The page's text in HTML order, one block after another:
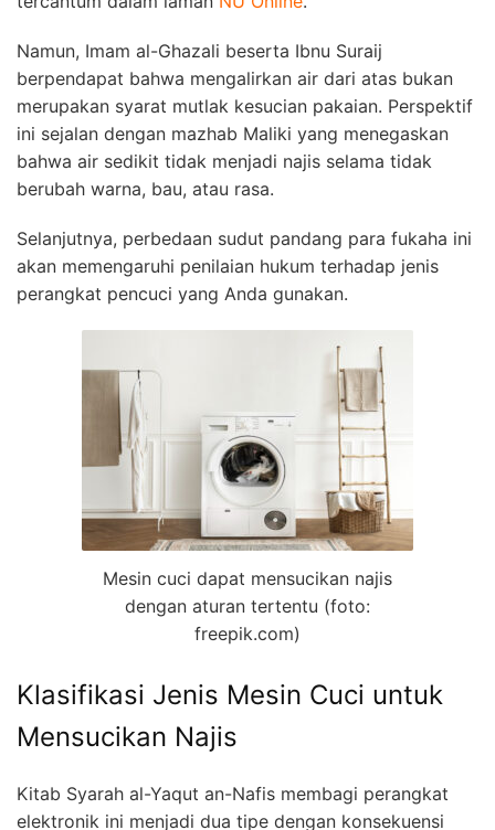
Namun, Imam al-Ghazali beserta Ibnu Suraij
berpendapat bahwa mengalirkan air dari atas bukan
merupakan syarat mutlak kesucian pakaian. Perspektif
ini sejalan dengan mazhab Maliki yang menegaskan
bahwa air sedikit tidak menjadi najis selama tidak
berubah warna, bau, atau rasa.
Selanjutnya, perbedaan sudut pandang para fukaha ini
akan memengaruhi penilaian hukum terhadap jenis
perangkat pencuci yang Anda gunakan.
Mesin cuci dapat mensucikan najis
dengan aturan tertentu (foto:
freepik.com)
Klasifikasi Jenis Mesin Cuci untuk
Mensucikan Najis
Kitab Syarah al-Yaqut an-Nafis membagi perangkat
elektronik ini menjadi dua tipe dengan konsekuensi